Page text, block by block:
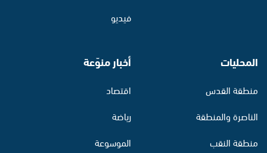
فيديو
المحليات
منطقة القدس
الناصرة والمنطقة
منطقة النقب
أخبار منوّعة
اقتصاد
رياضة
الموسوعة